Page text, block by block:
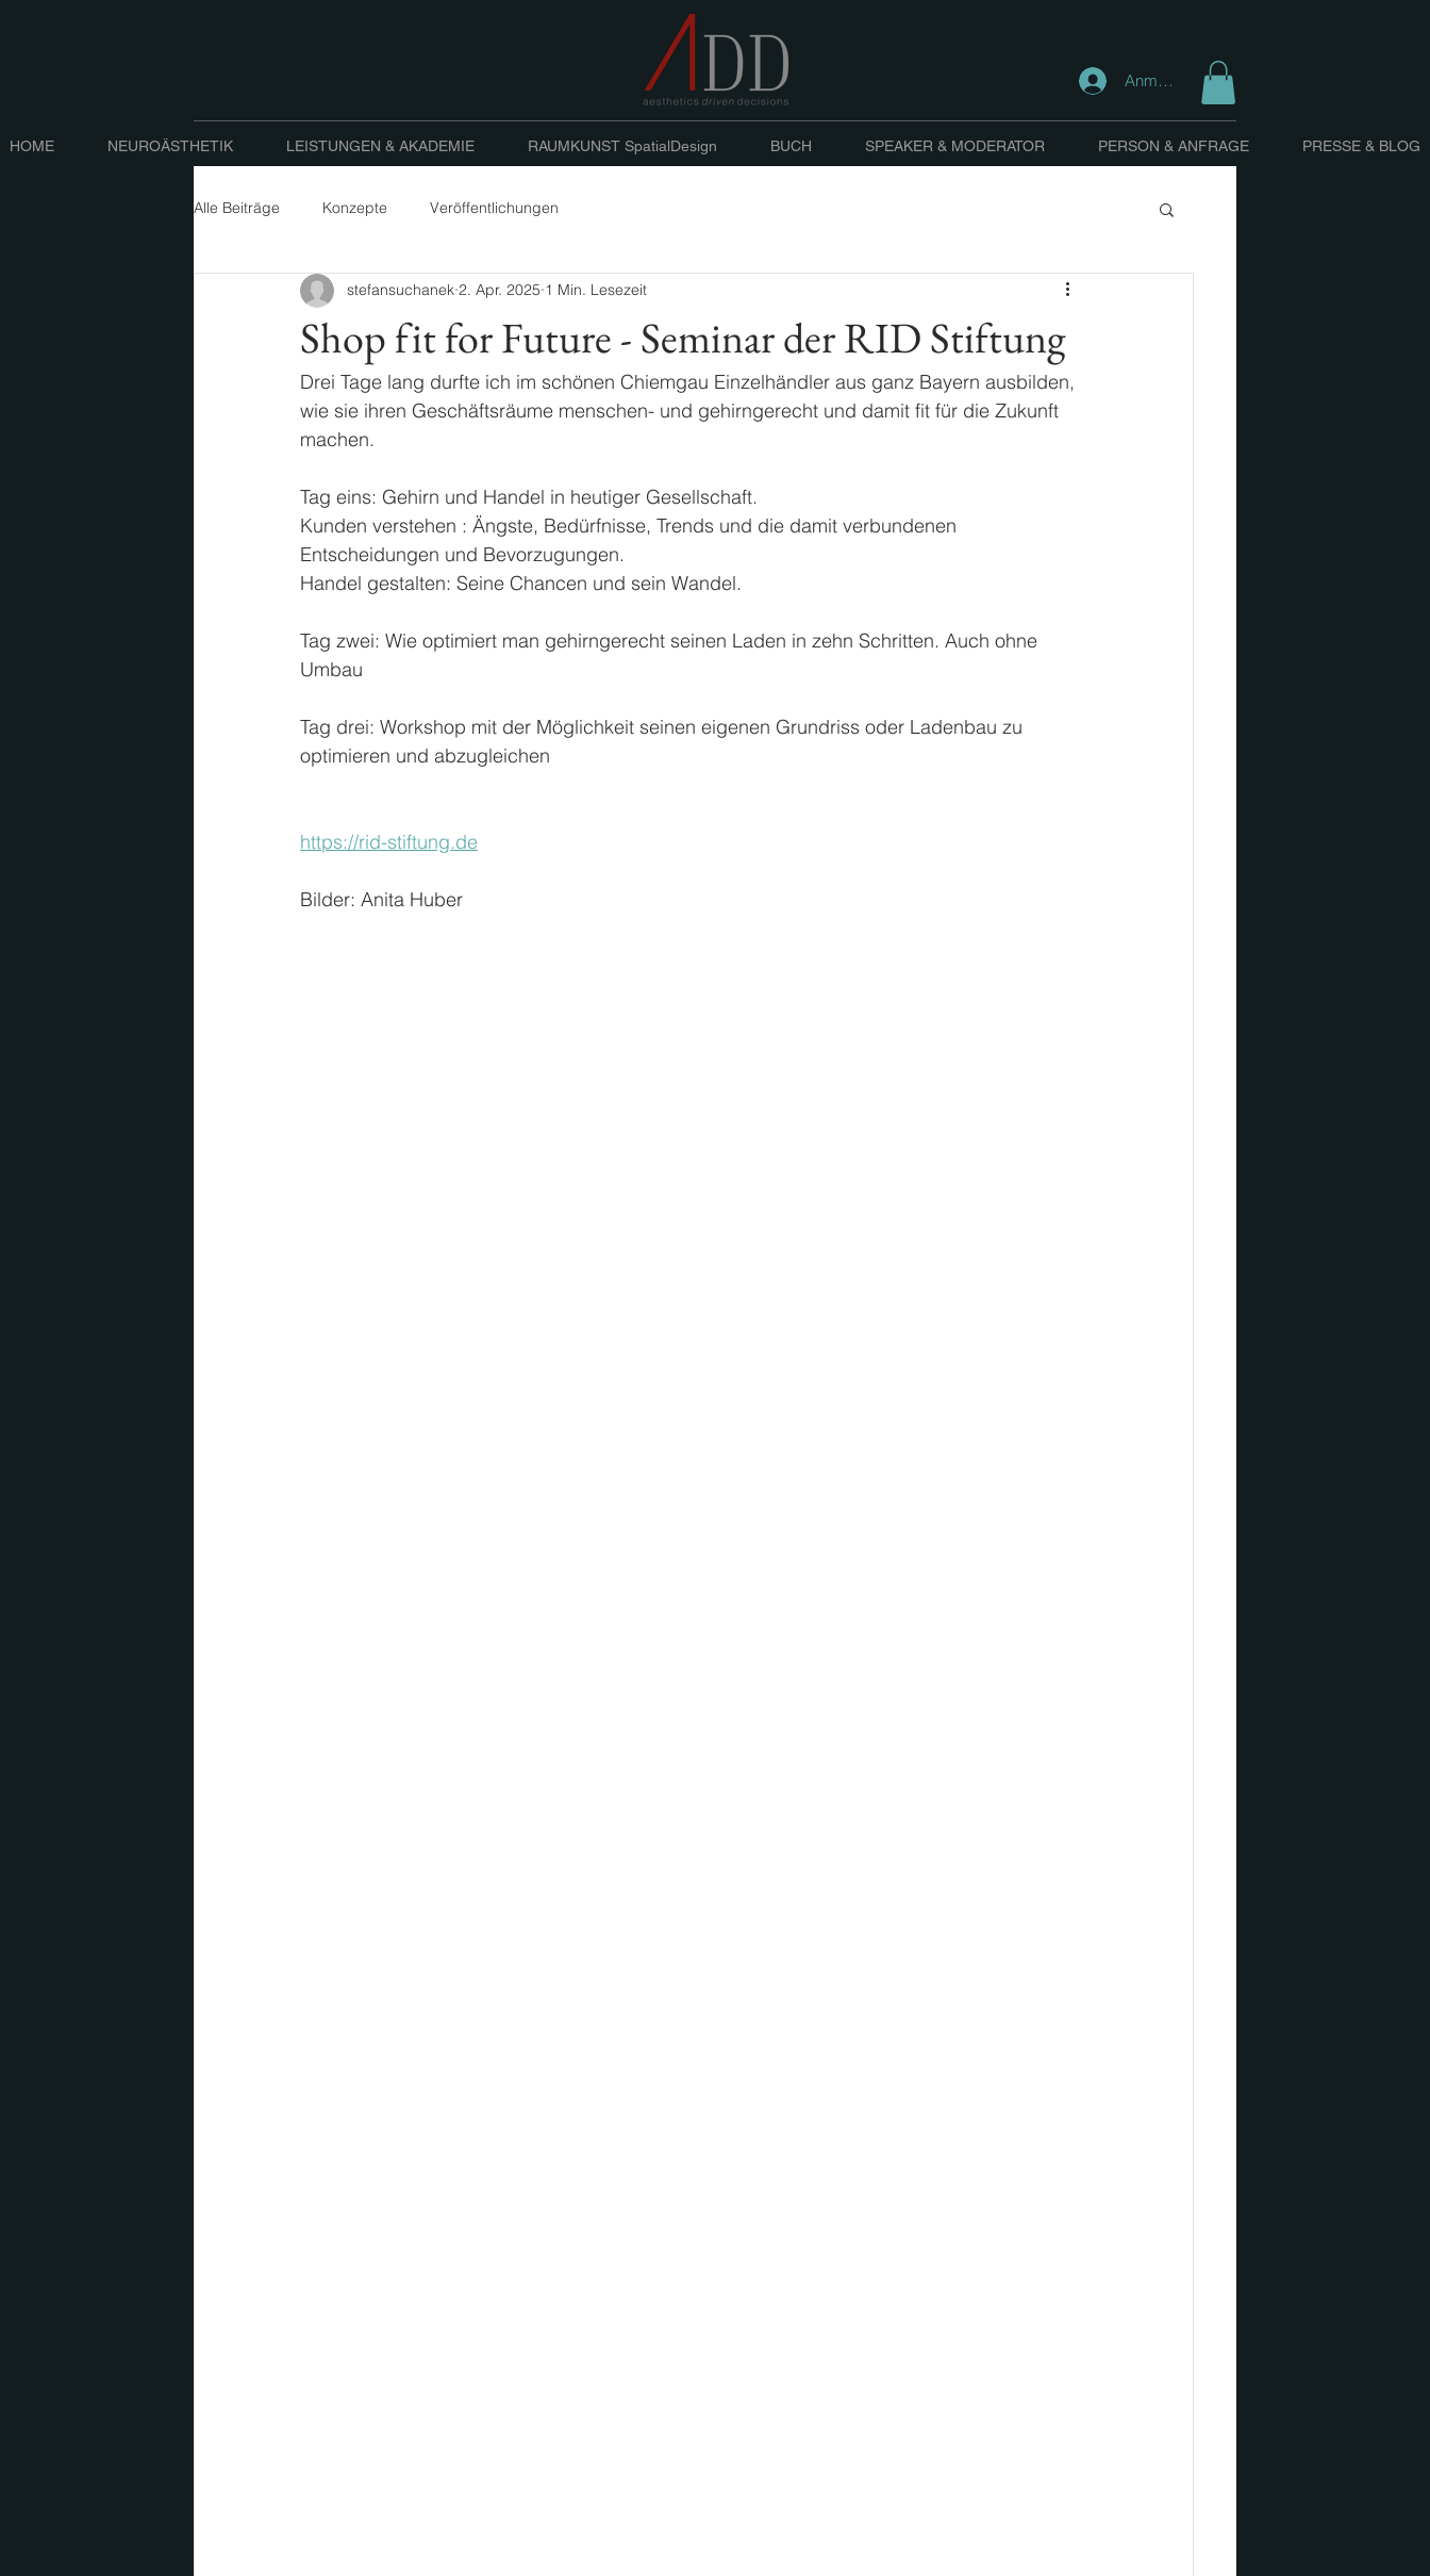
Anmelden
HOME NEUROÄSTHETIK LEISTUNGEN & AKADEMIE RAUMKUNST SpatialDesign BUCH SPEAKER & MODERATOR PERSON & ANFRAGE PRESSE & BLOG
Alle Beiträge Konzepte Veröffentlichungen
Shop fit for Future - Seminar der RID Stiftung
stefansuchanek 2. Apr. 2025 1 Min. Lesezeit
Drei Tage lang durfte ich im schönen Chiemgau Einzelhändler aus ganz Bayern ausbilden,
wie sie ihren Geschäftsräume menschen- und gehirngerecht und damit fit für die Zukunft
machen.
Tag eins: Gehirn und Handel in heutiger Gesellschaft.
Kunden verstehen : Ängste, Bedürfnisse, Trends und die damit verbundenen
Entscheidungen und Bevorzugungen.
Handel gestalten: Seine Chancen und sein Wandel.
Tag zwei: Wie optimiert man gehirngerecht seinen Laden in zehn Schritten. Auch ohne
Umbau
Tag drei: Workshop mit der Möglichkeit seinen eigenen Grundriss oder Ladenbau zu
optimieren und abzugleichen
https://rid-stiftung.de
Bilder: Anita Huber